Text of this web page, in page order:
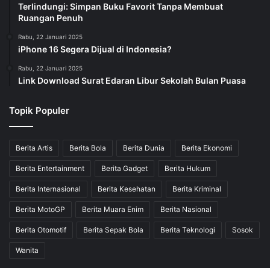
Terlindungi: Simpan Buku Favorit Tanpa Membuat
Ruangan Penuh
Rabu, 22 Januari 2025
iPhone 16 Segera Dijual di Indonesia?
Rabu, 22 Januari 2025
Link Download Surat Edaran Libur Sekolah Bulan Puasa
Topik Populer
Berita Artis Berita Bola Berita Dunia Berita Ekonomi
Berita Entertainment Berita Gadget Berita Hukum
Berita Internasional Berita Kesehatan Berita Kriminal
Berita MotoGP Berita Muara Enim Berita Nasional
Berita Otomotif Berita Sepak Bola Berita Teknologi Sosok
Wanita